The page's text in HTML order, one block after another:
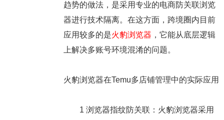
趋势的做法，是采用专业的电商防关联浏览
器进行技术隔离。在这方面，跨境圈内目前
应用较多的是火豹浏览器 ，它能从底层逻辑
上解决多账号环境混淆的问题。
火豹浏览器在Temu多店铺管理中的实际应用
1 浏览器指纹防关联 ：火豹浏览器采用